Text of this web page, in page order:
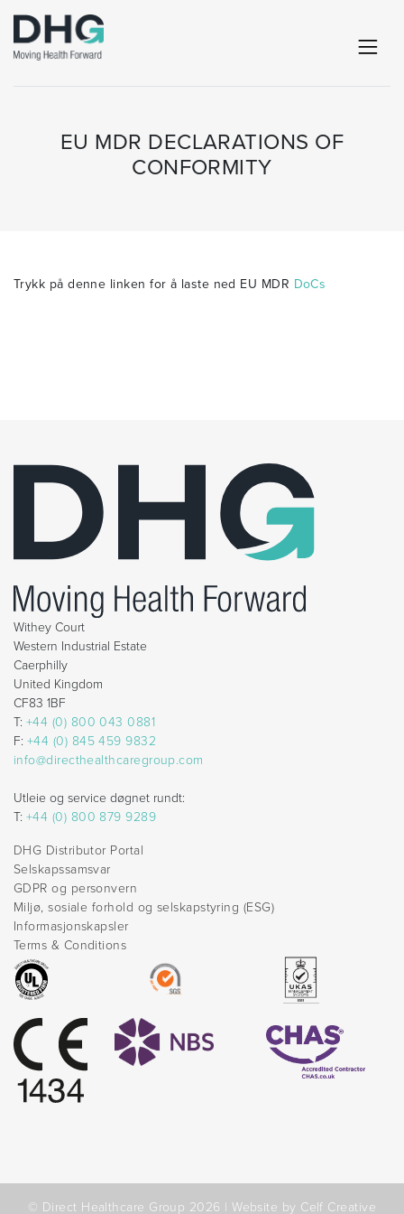
EU MDR DECLARATIONS OF
CONFORMITY
Trykk på denne linken for å laste ned EU MDR DoCs
Withey Court
Western Industrial Estate
Caerphilly
United Kingdom
CF83 1BF
T: +44 (0) 800 043 0881
F: +44 (0) 845 459 9832
info@directhealthcaregroup.com
Utleie og service døgnet rundt:
T: +44 (0) 800 879 9289
DHG Distributor Portal
Selskapssamsvar
GDPR og personvern
Miljø, sosiale forhold og selskapstyring (ESG)
Informasjonskapsler
Terms & Conditions
© Direct Healthcare Group 2026 |Website by Celf Creative